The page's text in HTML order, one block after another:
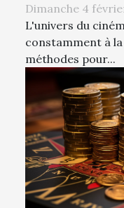
Dimanche 4
L'univers du
constamment à
méthodes pour...